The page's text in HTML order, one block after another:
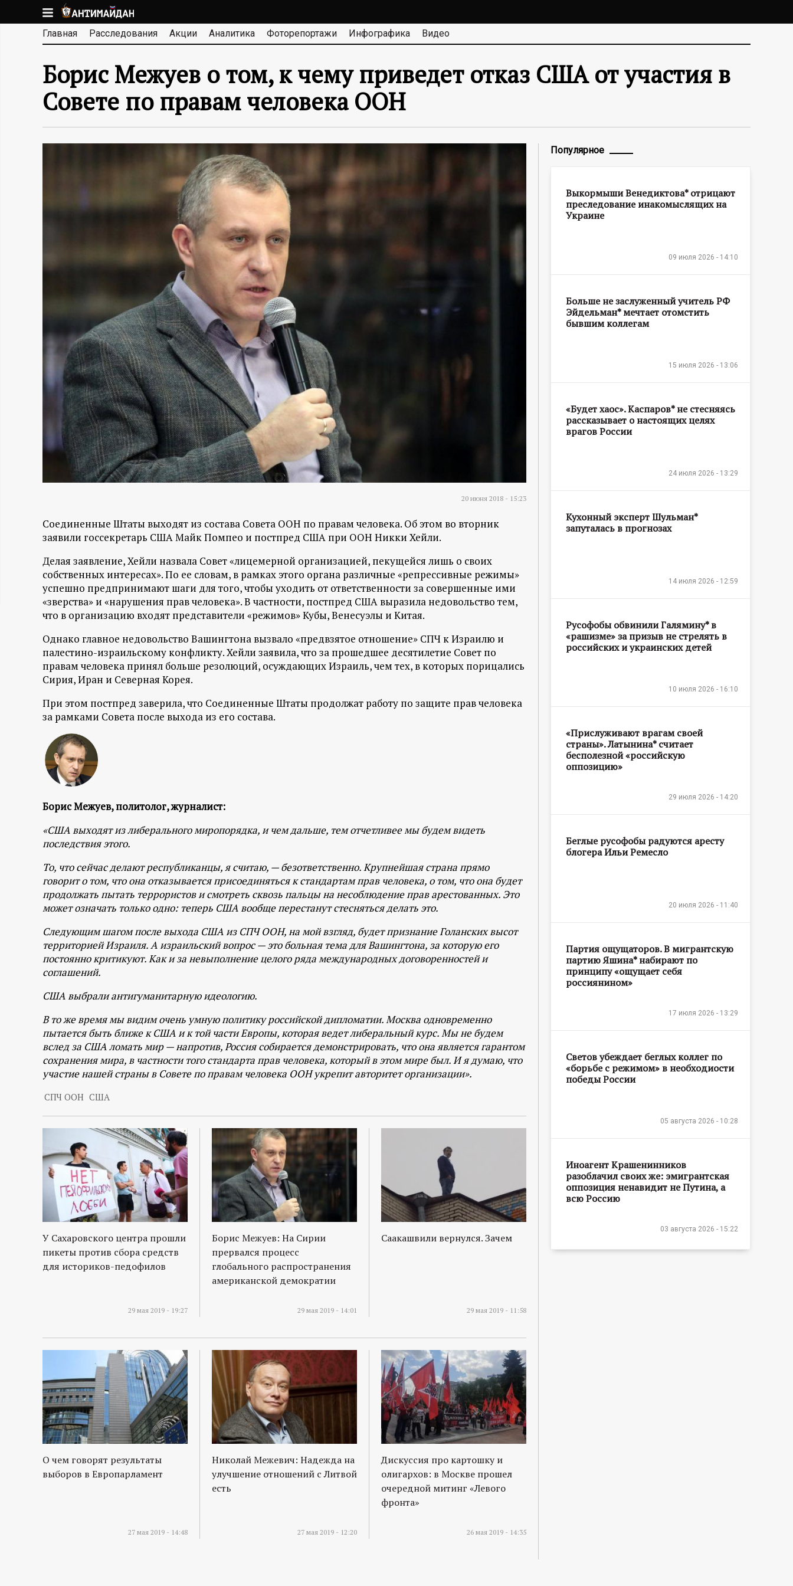
к
основномуА
Н
Т
И
М
Й
А
-
и
н
о
м
а
ц
и
о
н
н
ы
й
п
о
р
т
а
л
Главная Расследования Акции Аналитика Фоторепортажи Инфографика Видео
Борис Межуев о том, к чему приведет отказ США от участия в
Совете по правам человека ООН
20 июня 2018 - 15:23
Соединенные Штаты выходят из состава Совета ООН по правам человека. Об этом во вторник
заявили госсекретарь США Майк Помпео и постпред США при ООН Никки Хейли.
Делая заявление, Хейли назвала Совет «лицемерной организацией, пекущейся лишь о своих
собственных интересах». По ее словам, в рамках этого органа различные «репрессивные режимы»
успешно предпринимают шаги для того, чтобы уходить от ответственности за совершенные ими
«зверства» и «нарушения прав человека». В частности, постпред США выразила недовольство тем,
что в организацию входят представители «режимов» Кубы, Венесуэлы и Китая.
Однако главное недовольство Вашингтона вызвало «предвзятое отношение» СПЧ к Израилю и
палестино-израильскому конфликту. Хейли заявила, что за прошедшее десятилетие Совет по
правам человека принял больше резолюций, осуждающих Израиль, чем тех, в которых порицались
Сирия, Иран и Северная Корея.
При этом постпред заверила, что Соединенные Штаты продолжат работу по защите прав человека
за рамками Совета после выхода из его состава.
Борис Межуев, политолог, журналист:
«США выходят из либерального миропорядка, и чем дальше, тем отчетливее мы будем видеть
последствия этого.
То, что сейчас делают республиканцы, я считаю, — безответственно. Крупнейшая страна прямо
говорит о том, что она отказывается присоединяться к стандартам прав человека, о том, что она будет
продолжать пытать террористов и смотреть сквозь пальцы на несоблюдение прав арестованных. Это
может означать только одно: теперь США вообще перестанут стесняться делать это.
Следующим шагом после выхода США из СПЧ ООН, на мой взгляд, будет признание Голанских высот
территорией Израиля. А израильский вопрос — это больная тема для Вашингтона, за которую его
постоянно критикуют. Как и за невыполнение целого ряда международных договоренностей и
соглашений.
США выбрали антигуманитарную идеологию.
В то же время мы видим очень умную политику российской дипломатии. Москва одновременно
пытается быть ближе к США и к той части Европы, которая ведет либеральный курс. Мы не будем
вслед за США ломать мир — напротив, Россия собирается демонстрировать, что она является гарантом
сохранения мира, в частности того стандарта прав человека, который в этом мире был. И я думаю, что
участие нашей страны в Совете по правам человека ООН укрепит авторитет организации».
СПЧ ООН США
У Сахаровского центра прошли
пикеты против сбора средств
для историков-педофилов
29 мая 2019 - 19:27
Борис Межуев: На Сирии
прервался процесс
глобального распространения
американской демократии
29 мая 2019 - 14:01
Саакашвили вернулся. Зачем
29 мая 2019 - 11:58
О чем говорят результаты
выборов в Европарламент
27 мая 2019 - 14:48
Николай Межевич: Надежда на
улучшение отношений с Литвой
есть
27 мая 2019 - 12:20
Дискуссия про картошку и
олигархов: в Москве прошел
очередной митинг «Левого
фронта»
26 мая 2019 - 14:35
Популярное
Выкормыши Венедиктова* отрицают
преследование инакомыслящих на
Украине
09 июля 2026 - 14:10
Больше не заслуженный учитель РФ
Эйдельман* мечтает отомстить
бывшим коллегам
15 июля 2026 - 13:06
«Будет хаос». Каспаров* не стесняясь
рассказывает о настоящих целях
врагов России
24 июля 2026 - 13:29
Кухонный эксперт Шульман*
запуталась в прогнозах
14 июля 2026 - 12:59
Русофобы обвинили Галямину* в
«рашизме» за призыв не стрелять в
российских и украинских детей
10 июля 2026 - 16:10
«Прислуживают врагам своей
страны». Латынина* считает
бесполезной «российскую
оппозицию»
29 июля 2026 - 14:20
Беглые русофобы радуются аресту
блогера Ильи Ремесло
20 июля 2026 - 11:40
Партия ощущаторов. В мигрантскую
партию Яшина* набирают по
принципу «ощущает себя
россиянином»
17 июля 2026 - 13:29
Светов убеждает беглых коллег по
«борьбе с режимом» в необходиости
победы России
05 августа 2026 - 10:28
Иноагент Крашенинников
разоблачил своих же: эмигрантская
оппозиция ненавидит не Путина, а
всю Россию
03 августа 2026 - 15:22